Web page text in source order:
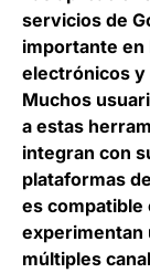
servicios de
importante en
electrónicos y
Muchos
a estas
integran con
plataformas
es compatible
experimentan
múltiples